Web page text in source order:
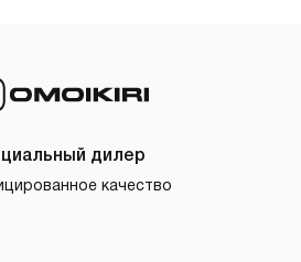
дилер
качество